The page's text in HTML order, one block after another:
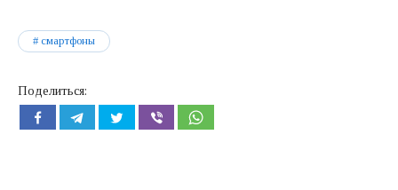
смартфоны
Поделиться: